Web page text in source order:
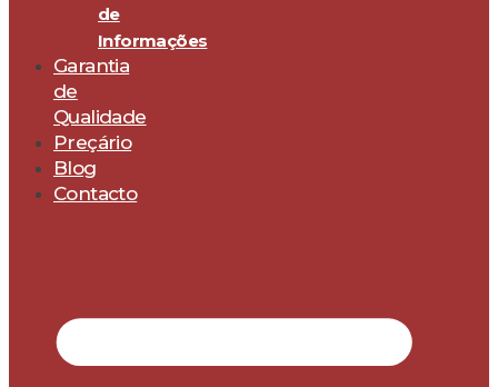
de
Informações
Garantia
de
Qualidade
Preçário
Blog
Contacto